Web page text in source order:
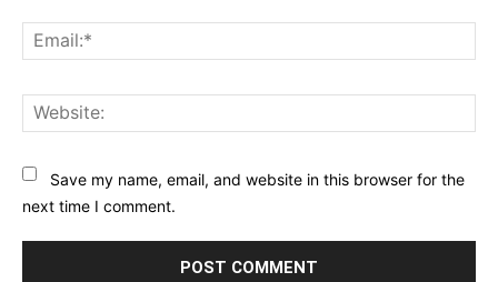
Save my name, email, and website in this browser for the
next time I comment.